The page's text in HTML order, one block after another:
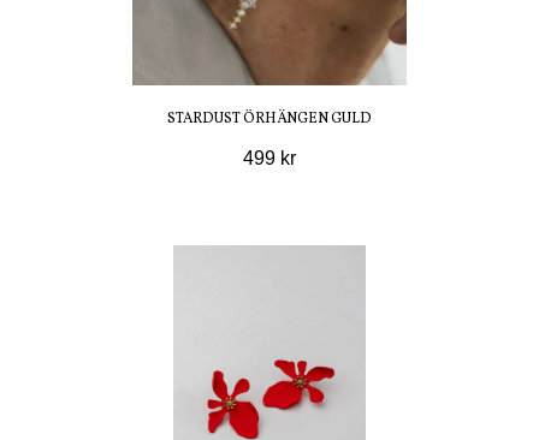
STARDUST ÖRHÄNGEN GULD
499 kr